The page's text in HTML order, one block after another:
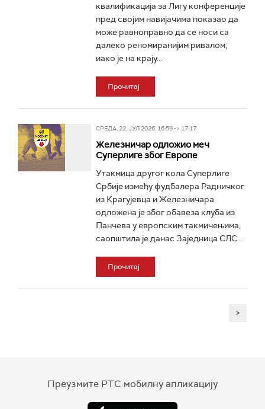
квалификација за Лигу конференције
пред својим навијачима показао да
може равноправно да се носи са
далеко реномиранијим ривалом,
иако је на крају...
Прочитај
СРЕДА, 22. ЈУЛ 2026, 16:59 -> 17:17
Железничар одложио меч
Суперлиге због Европе
Утакмица другог кола Суперлиге
Србије између фудбалера Радничког
из Крагујевца и Железничара
одложена је због обавеза клуба из
Панчева у европским такмичењима,
саопштила је данас Заједница СЛС...
Прочитај
>
Преузмите РТС мобилну апликацију